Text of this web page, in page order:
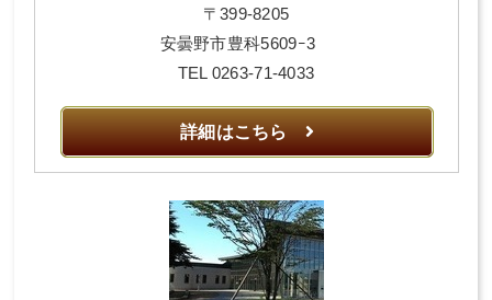
〒399-8205
安曇野市豊科5609ｰ3
TEL 0263-71-4033
詳細はこちら